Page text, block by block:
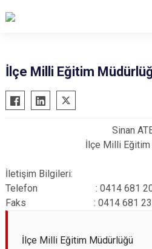
Akçakale
Birecik
Halfeti
Harran
Hilvan
İlçe Milli Eğitim
Sinan
İlçe Milli Eğitim
İletişim Bilgileri:
Telefon : 0414 681
Faks : 0414 681
İlçe Milli Eğitim Müdürlüğü